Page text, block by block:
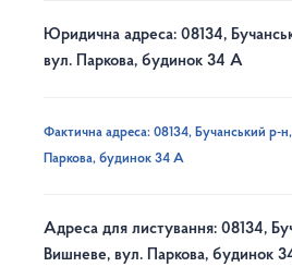
Юридична адреса: 08134,
вул. Паркова, будинок 34 А
Фактична адреса: 08134, Бучанський р-
Паркова, будинок 34 А
Адреса для листування: 08134,
Вишневе, вул. Паркова, будинок